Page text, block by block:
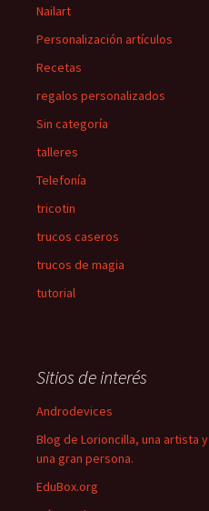
Nailart
Personalización artículos
Recetas
regalos personalizados
Sin categoría
talleres
Telefonía
tricotin
trucos caseros
trucos de magia
tutorial
Sitios de interés
Androdevices
Blog de Lorioncilla, una artista y
una gran persona.
EduBox.org